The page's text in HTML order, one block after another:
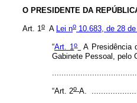
O PRESIDENTE DA
Art. 1o A Lei no 10.683, de 28
“Art. 1o
A Presidência
Gabinete Pessoal, pelo
“Art. 2o-A.